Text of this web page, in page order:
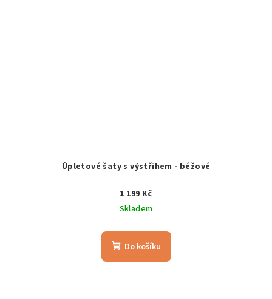
Úpletové šaty s výstřihem - béžové
1 199 Kč
Skladem
Do košíku